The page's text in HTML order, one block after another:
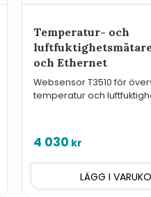
Temperatur- och
och Ethernet
Websensor T3510 för
temperatur och
4 030 kr